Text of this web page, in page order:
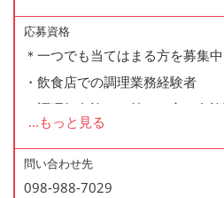
車・バイク通勤OK
＊お車をご利用の方は近隣駐車場
車通勤のスタッフ多数。在籍ス
宜野湾市、沖縄市、那覇市、嘉
応募資格
＊一つでも当てはまる方を募集中
・飲食店での調理業務経験者
・調理師免許をお持ちの方（免
※学歴や年齢は不問です。
... もっと見る
問い合わせ先
098-988-7029